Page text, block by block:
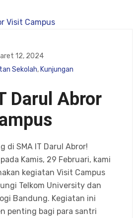
12, 2024
Sekolah, Kunjungan
Darul Abror
di SMA IT Darul Abror!
Kamis, 29 Februari, kami
kegiatan Visit Campus
Telkom University dan
Bandung. Kegiatan ini
penting bagi para santri